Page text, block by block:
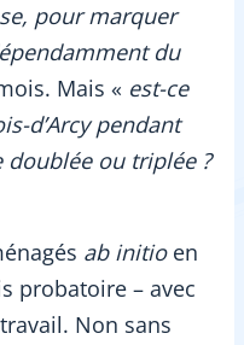
pour marquer
du
Mais « est-ce
d’Arcy pendant
doublée ou triplée ?
ab initioen
probatoire – avec
Non sans